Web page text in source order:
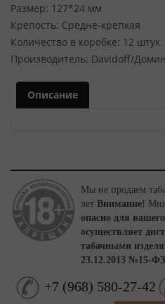
Размер: 127*24 мм
Крепость: Средне-крепкая
Количество в коробке: 12 штук
Производитель: Davidoff/
Описание
Мы не продаем
лет Внимание!
опасно для
осуществляет
табачными
23.12.2013 №15-
+7 (968) 580-27-42